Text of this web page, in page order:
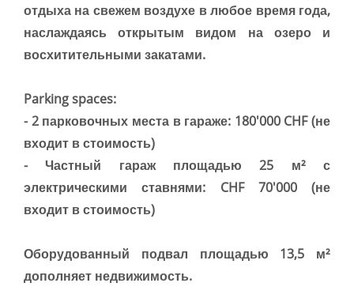
отдыха на свежем воздухе в любое время года,
наслаждаясь открытым видом на озеро и
восхитительными закатами.
Parking spaces:
- 2 парковочных места в гараже: 180'000 CHF (не
входит в стоимость)
- Частный гараж площадью 25 м² с
электрическими ставнями: CHF 70'000 (не
входит в стоимость)
Оборудованный подвал площадью 13,5 м²
дополняет недвижимость.